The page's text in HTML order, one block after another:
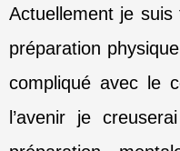
Actuellement je
préparation
compliqué avec le
l’avenir je